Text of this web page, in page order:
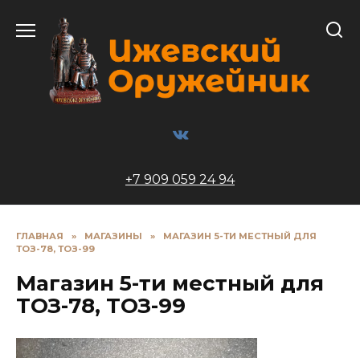
содержанию
+7 909 059 24 94
ГЛАВНАЯ » МАГАЗИНЫ »
МАГАЗИН 5-ТИ МЕСТНЫЙ ДЛЯ
ТОЗ-78, ТОЗ-99
Магазин 5-ти местный для
ТОЗ-78, ТОЗ-99